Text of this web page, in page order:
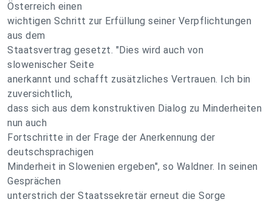
Österreich einen
wichtigen Schritt zur Erfüllung seiner Verpflichtungen
aus dem
Staatsvertrag gesetzt. "Dies wird auch von
slowenischer Seite
anerkannt und schafft zusätzliches Vertrauen. Ich bin
zuversichtlich,
dass sich aus dem konstruktiven Dialog zu Minderheiten
nun auch
Fortschritte in der Frage der Anerkennung der
deutschsprachigen
Minderheit in Slowenien ergeben", so Waldner. In seinen
Gesprächen
unterstrich der Staatssekretär erneut die Sorge